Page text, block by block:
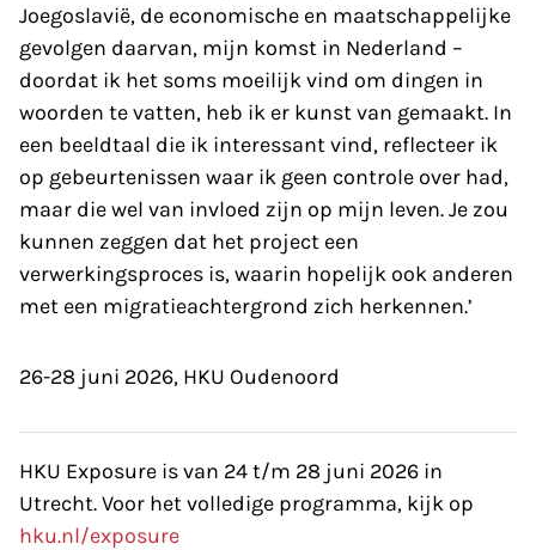
Joegoslavië, de economische en maatschappelijke
gevolgen daarvan, mijn komst in Nederland –
doordat ik het soms moeilijk vind om dingen in
woorden te vatten, heb ik er kunst van gemaakt. In
een beeldtaal die ik interessant vind, reflecteer ik
op gebeurtenissen waar ik geen controle over had,
maar die wel van invloed zijn op mijn leven. Je zou
kunnen zeggen dat het project een
verwerkingsproces is, waarin hopelijk ook anderen
met een migratieachtergrond zich herkennen.’
26-28 juni 2026, HKU Oudenoord
HKU Exposure is van 24 t/m 28 juni 2026 in
Utrecht. Voor het volledige programma, kijk op
hku.nl/exposure